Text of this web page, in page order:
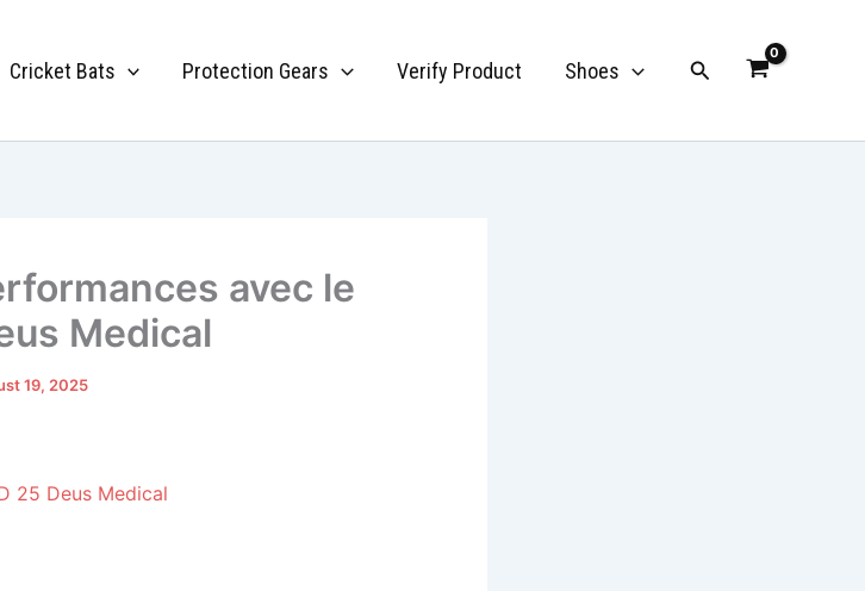
Cricket Bats Protection Gears Verify Product Shoes Search
avec le
Medical
19, 2025
25 Deus Medical